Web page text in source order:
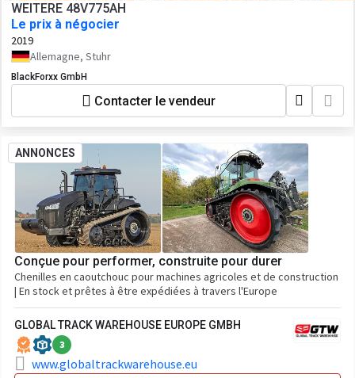
WEITERE 48V775AH
Le prix à négocier
2019
Allemagne, Stuhr
BlackForxx GmbH
Contacter le vendeur
ANNONCES
Conçue pour performer, construite pour durer
Chenilles en caoutchouc pour machines agricoles et de construction
| En stock et prêtes à être expédiées à travers l'Europe
GLOBAL TRACK WAREHOUSE EUROPE GMBH
3
www.globaltrackwarehouse.eu